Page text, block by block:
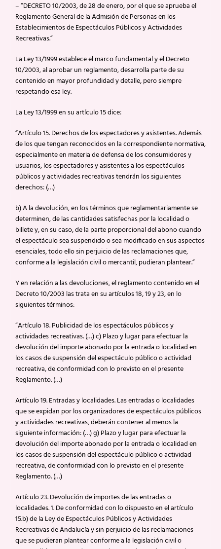
– “DECRETO 10/2003, de 28 de enero, por el que se aprueba el
Reglamento General de la Admisión de Personas en los
Establecimientos de Espectáculos Públicos y Actividades
Recreativas.”
La Ley 13/1999 establece el marco fundamental y el Decreto
10/2003, al aprobar un reglamento, desarrolla parte de su
contenido en mayor profundidad y detalle, pero siempre
respetando esa ley.
La Ley 13/1999 en su artículo 15 dice:
“Artículo 15. Derechos de los espectadores y asistentes. Además
de los que tengan reconocidos en la correspondiente normativa,
especialmente en materia de defensa de los consumidores y
usuarios, los espectadores y asistentes a los espectáculos
públicos y actividades recreativas tendrán los siguientes
derechos: (…)
b) A la devolución, en los términos que reglamentariamente se
determinen, de las cantidades satisfechas por la localidad o
billete y, en su caso, de la parte proporcional del abono cuando
el espectáculo sea suspendido o sea modificado en sus aspectos
esenciales, todo ello sin perjuicio de las reclamaciones que,
conforme a la legislación civil o mercantil, pudieran plantear.”
Y en relación a las devoluciones, el reglamento contenido en el
Decreto 10/2003 las trata en su artículos 18, 19 y 23, en lo
siguientes términos:
“Artículo 18. Publicidad de los espectáculos públicos y
actividades recreativas. (…) c) Plazo y lugar para efectuar la
devolución del importe abonado por la entrada o localidad en
los casos de suspensión del espectáculo público o actividad
recreativa, de conformidad con lo previsto en el presente
Reglamento. (…)
Artículo 19. Entradas y localidades. Las entradas o localidades
que se expidan por los organizadores de espectáculos públicos
y actividades recreativas, deberán contener al menos la
siguiente información: (…) g) Plazo y lugar para efectuar la
devolución del importe abonado por la entrada o localidad en
los casos de suspensión del espectáculo público o actividad
recreativa, de conformidad con lo previsto en el presente
Reglamento. (…)
Artículo 23. Devolución de importes de las entradas o
localidades. 1. De conformidad con lo dispuesto en el artículo
15.b) de la Ley de Espectáculos Públicos y Actividades
Recreativas de Andalucía y sin perjuicio de las reclamaciones
que se pudieran plantear conforme a la legislación civil o